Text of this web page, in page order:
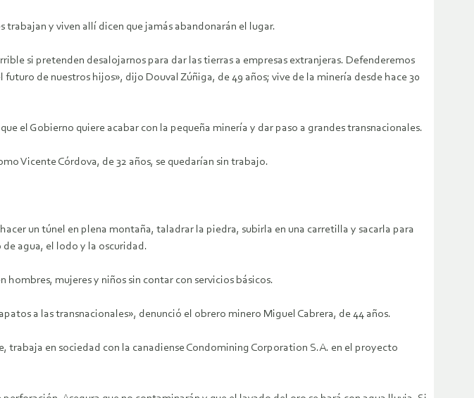
trabajan y viven allí dicen que jamás abandonarán el lugar.
si pretenden desalojarnos para dar las tierras a empresas extranjeras. Defenderemos
futuro de nuestros hijos», dijo Douval Zúñiga, de 49 años; vive de la minería desde hace 30
el Gobierno quiere acabar con la pequeña minería y dar paso a grandes transnacionales.
Vicente Córdova, de 32 años, se quedarían sin trabajo.
un túnel en plena montaña, taladrar la piedra, subirla en una carretilla y sacarla para
agua, el lodo y la oscuridad.
hombres, mujeres y niños sin contar con servicios básicos.
a las transnacionales», denunció el obrero minero Miguel Cabrera, de 44 años.
trabaja en sociedad con la canadiense Condomining Corporation S.A. en el proyecto